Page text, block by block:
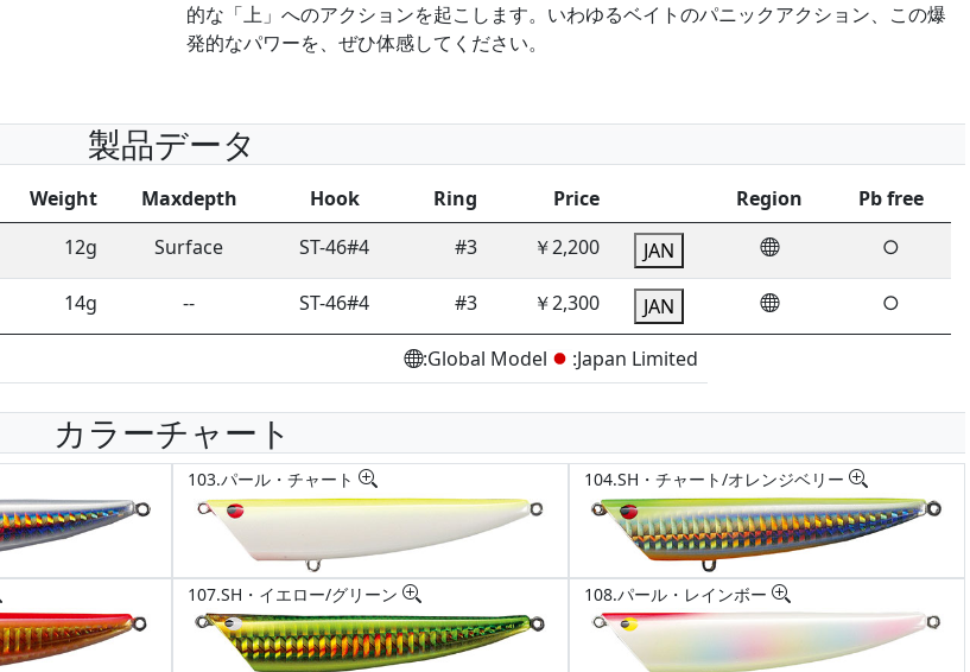
的な「上」へのアクションを起こします。いわゆるベイトのパニックアクション、この爆
発的なパワーを、ぜひ体感してください。
製品データ
Weight Maxdepth Hook Ring Price Region
Pb free
12g Surface ST-46#4 #3 ￥2,200 JAN ○
14g -- ST-46#4 #3 ￥2,300 JAN ○
:Global Model :Japan Limited
カラーチャート
103.パール・チャート 104.SH・チャート/オレンジベリー
107.SH・イエロー/グリーン 108.パール・レインボー